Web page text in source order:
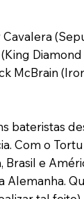
McBrain
bateristas
Com o
Brasil e
Alemanha.